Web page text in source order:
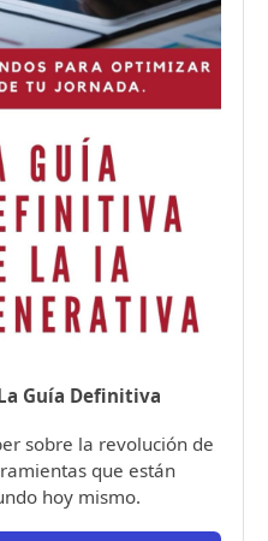
Guía Definitiva
sobre la revolución de
que están
hoy mismo.